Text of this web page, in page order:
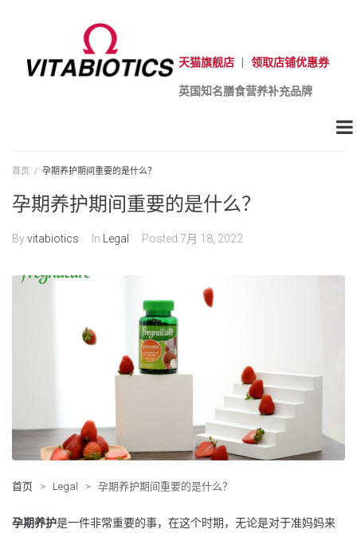
天猫旗舰店 领取店铺优惠券
英国知名膳食营养补充品牌
首页 / 孕期养护期间重要的是什么？
孕期养护期间重要的是什么？
Byvitabiotics In Legal Posted 7月 18, 2022
首页 > Legal > 孕期养护期间重要的是什么？
孕期养护是一件非常重要的事，在这个时期，无论是对于准妈妈来